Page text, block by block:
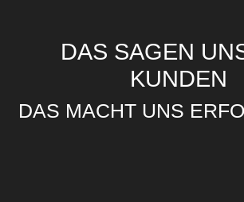
DAS SAGEN
KUNDEN
DAS MACHT UNS